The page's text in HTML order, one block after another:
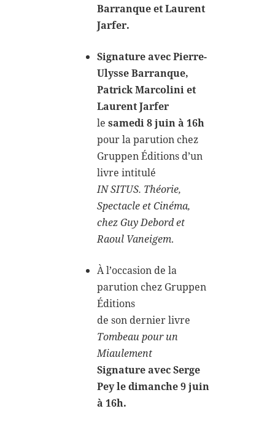
Barranque et Laurent
Jarfer.
Signature avec Pierre-
Ulysse Barranque,
Patrick Marcolini et
Laurent Jarfer
le samedi 8 juin à 16h
pour la parution chez
Gruppen Éditions d’un
livre intitulé
IN SITUS. Théorie,
Spectacle et Cinéma,
chez Guy Debord et
Raoul Vaneigem.
À l’occasion de la
parution chez Gruppen
Éditions
de son dernier livre
Tombeau pour un
Miaulement
Signature avec Serge
Pey le dimanche 9 juin
à 16h.